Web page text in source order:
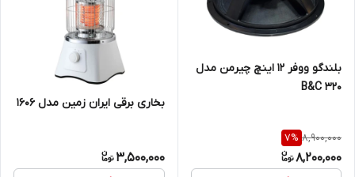
بلندگو ووفر ۱۲ اینچ چیرمن مدل
B&C 320
8,900,000
7%
8,200,000
بخاری برقی ایران زمین مدل 1606
3,500,000